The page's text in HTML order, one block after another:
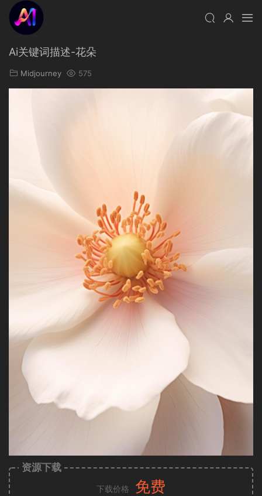
Ai关键词描述-花朵
Midjourney 575
资源下载
下载价格 免费